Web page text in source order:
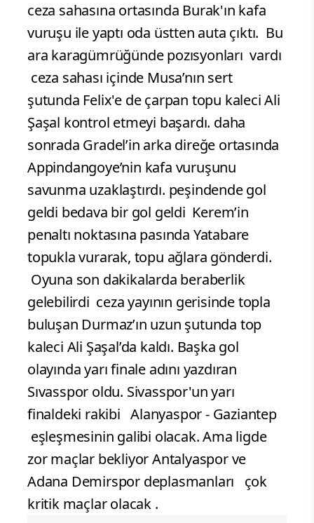
ceza sahasına ortasında Burak'ın kafa
vuruşu ile yaptı oda üstten auta çıktı. Bu
ara karagümrüğünde pozısyonları vardı
ceza sahası içinde Musa’nın sert
şutunda Felix'e de çarpan topu kaleci Ali
Şaşal kontrol etmeyi başardı. daha
sonrada Gradel’in arka direğe ortasında
Appindangoye’nin kafa vuruşunu
savunma uzaklaştırdı. peşindende gol
geldi bedava bir gol geldi Kerem’in
penaltı noktasına pasında Yatabare
topukla vurarak, topu ağlara gönderdi.
Oyuna son dakikalarda beraberlik
gelebilirdi ceza yayının gerisinde topla
buluşan Durmaz’ın uzun şutunda top
kaleci Ali Şaşal’da kaldı. Başka gol
olayında yarı finale adını yazdıran
Sıvasspor oldu. Sivasspor'un yarı
finaldeki rakibi Alanyaspor - Gaziantep
eşleşmesinin galibi olacak. Ama ligde
zor maçlar bekliyor Antalyaspor ve
Adana Demirspor deplasmanları çok
kritik maçlar olacak .